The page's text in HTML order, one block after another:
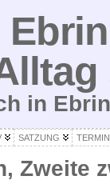
in
SATZUNG
Zweite